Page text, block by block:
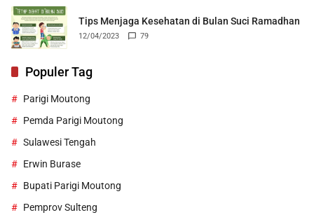
Tips Menjaga Kesehatan di Bulan Suci Ramadhan
12/04/2023 79
Populer Tag
Parigi Moutong
Pemda Parigi Moutong
Sulawesi Tengah
Erwin Burase
Bupati Parigi Moutong
Pemprov Sulteng